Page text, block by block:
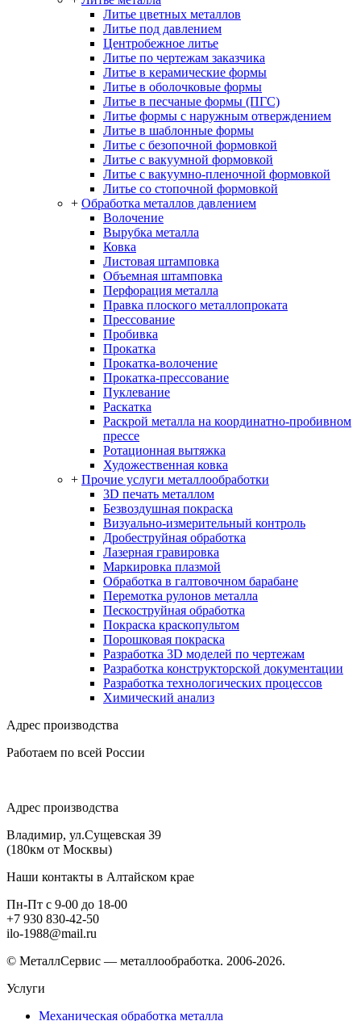
Литье цветных металлов
Литье под давлением
Центробежное литье
Литье по чертежам заказчика
Литье в керамические формы
Литье в оболочковые формы
Литье в песчаные формы (ПГС)
Литье формы с наружным отверждением
Литье в шаблонные формы
Литье с безопочной формовкой
Литье с вакуумной формовкой
Литье с вакуумно-пленочной формовкой
Литье со стопочной формовкой
+ Обработка металлов давлением
Волочение
Вырубка металла
Ковка
Листовая штамповка
Объемная штамповка
Перфорация металла
Правка плоского металлопроката
Прессование
Пробивка
Прокатка
Прокатка-волочение
Прокатка-прессование
Пуклевание
Раскатка
Раскрой металла на координатно-пробивном
прессе
Ротационная вытяжка
Художественная ковка
+ Прочие услуги металлообработки
3D печать металлом
Безвоздушная покраска
Визуально-измерительный контроль
Дробеструйная обработка
Лазерная гравировка
Маркировка плазмой
Обработка в галтовочном барабане
Перемотка рулонов металла
Пескоструйная обработка
Покраска краскопультом
Порошковая покраска
Разработка 3D моделей по чертежам
Разработка конструкторской документации
Разработка технологических процессов
Химический анализ
Адрес производства
Работаем по всей России
Адрес производства
Владимир, ул.Сущевская 39
(180км от Москвы)
Наши контакты в Алтайском крае
Пн-Пт с 9-00 до 18-00
+7 930 830-42-50
ilo-1988@mail.ru
© МеталлСервис — металлообработка. 2006-2026.
Услуги
Механическая обработка металла